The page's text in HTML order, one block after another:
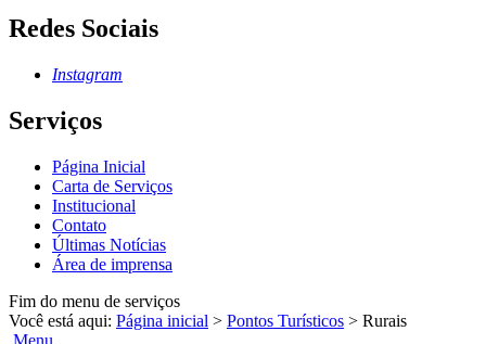
Redes Sociais
Instagram
Serviços
Página Inicial
Carta de Serviços
Institucional
Contato
Últimas Notícias
Área de imprensa
Fim do menu de serviços
Você está aqui: Página inicial > Pontos Turísticos > Rurais
Menu